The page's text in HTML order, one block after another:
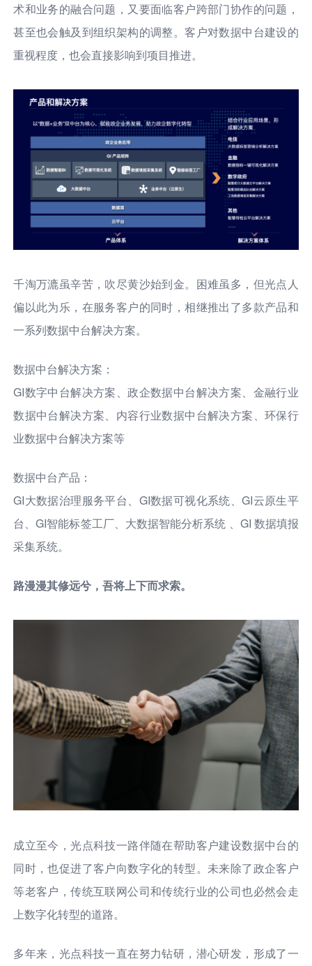
术和业务的融合问题，又要面临客户跨部门协作的问题，
甚至也会触及到组织架构的调整。客户对数据中台建设的
重视程度，也会直接影响到项目推进。
千淘万漉虽辛苦，吹尽黄沙始到金。困难虽多，但光点人
偏以此为乐，在服务客户的同时，相继推出了多款产品和
一系列数据中台解决方案。
数据中台解决方案：
GI数字中台解决方案、政企数据中台解决方案、金融行业
数据中台解决方案、内容行业数据中台解决方案、环保行
业数据中台解决方案等
数据中台产品：
GI大数据治理服务平台、GI数据可视化系统、GI云原生平
台、GI智能标签工厂、大数据智能分析系统 、GI 数据填报
采集系统。
路漫漫其修远兮，吾将上下而求索。
成立至今，光点科技一路伴随在帮助客户建设数据中台的
同时，也促进了客户向数字化的转型。未来除了政企客户
等老客户，传统互联网公司和传统行业的公司也必然会走
上数字化转型的道路。
多年来，光点科技一直在努力钻研，潜心研发，形成了一